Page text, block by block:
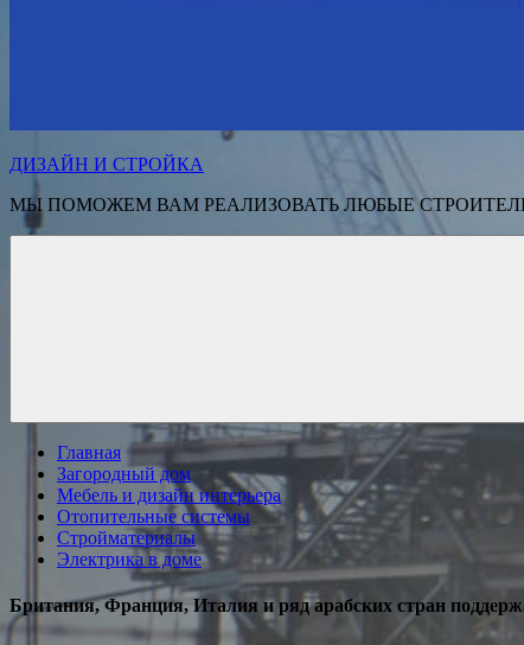
ДИЗАЙН И СТРОЙКА
МЫ ПОМОЖЕМ ВАМ РЕАЛИЗОВАТЬ ЛЮБЫЕ
Главная
Загородный дом
Мебель и дизайн интерьера
Отопительные системы
Стройматериалы
Электрика в доме
Британия, Франция, Италия и ряд арабских стран